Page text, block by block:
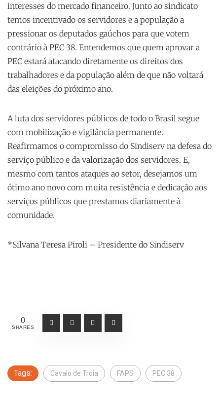
interesses do mercado financeiro. Junto ao sindicato
temos incentivado os servidores e a população a
pressionar os deputados gaúchos para que votem
contrário à PEC 38. Entendemos que quem aprovar a
PEC estará atacando diretamente os direitos dos
trabalhadores e da população além de que não voltará
das eleições do próximo ano.
A luta dos servidores públicos de todo o Brasil segue
com mobilização e vigilância permanente.
Reafirmamos o compromisso do Sindiserv na defesa do
serviço público e da valorização dos servidores. E,
mesmo com tantos ataques ao setor, desejamos um
ótimo ano novo com muita resistência e dedicação aos
serviços públicos que prestamos diariamente à
comunidade.
*Silvana Teresa Piroli – Presidente do Sindiserv
0
SHARES
Tags: Cavalo de Troia FAPS PEC 38